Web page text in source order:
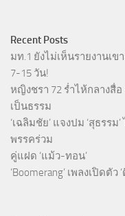
Recent Posts
มท.1 ยังไม่เห็นรายงานเข
7-15 วัน!
หญิงชรา 72 ร่ำไห้กลางสื่
เป็นธรรม
‘เฉลิมชัย’ แจงปม ‘สุธรร
พรรคร่วม
คู่แฝด ‘แม้ว-ทอน’
‘Boomerang’ เพลงเปิดตั